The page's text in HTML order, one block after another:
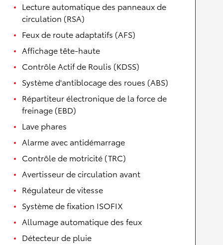
Lecture automatique des panneaux de
circulation (RSA)
Feux de route adaptatifs (AFS)
Affichage tête-haute
Contrôle Actif de Roulis (KDSS)
Système d'antiblocage des roues (ABS)
Répartiteur électronique de la force de
freinage (EBD)
Lave phares
Alarme avec antidémarrage
Contrôle de motricité (TRC)
Avertisseur de circulation avant
Régulateur de vitesse
Système de fixation ISOFIX
Allumage automatique des feux
Détecteur de pluie